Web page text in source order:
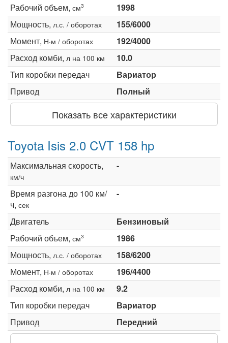
Рабочий объем, см3
1998
Мощность, л.с. / оборотах
155/6000
Момент, Н·м / оборотах
192/4000
Расход комби, л на 100 км
10.0
Тип коробки передач
Вариатор
Привод
Полный
Показать все характеристики
Toyota Isis 2.0 CVT 158 hp
Максимальная скорость,
км/ч
-
Время разгона до 100 км/
ч, сек
-
Двигатель
Бензиновый
Рабочий объем, см3
1986
Мощность, л.с. / оборотах
158/6200
Момент, Н·м / оборотах
196/4400
Расход комби, л на 100 км
9.2
Тип коробки передач
Вариатор
Привод
Передний